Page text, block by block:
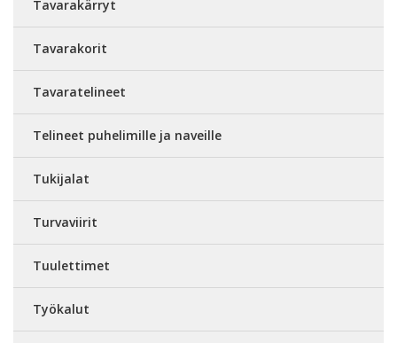
Tavarakärryt
Tavarakorit
Tavaratelineet
Telineet puhelimille ja naveille
Tukijalat
Turvaviirit
Tuulettimet
Työkalut